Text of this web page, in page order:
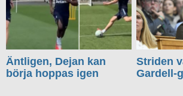
Äntligen, Dejan kan
börja hoppas igen
Striden
Gardell-